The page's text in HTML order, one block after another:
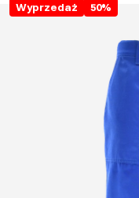
Wyprzedaż 50%